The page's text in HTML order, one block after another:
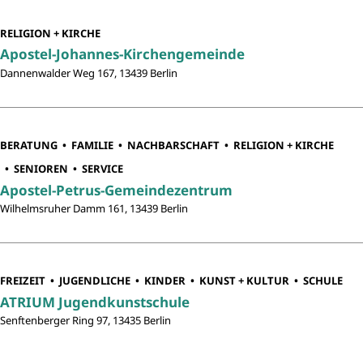
RELIGION + KIRCHE
Apostel-Johannes-Kirchengemeinde
Dannenwalder Weg 167, 13439 Berlin
BERATUNG FAMILIE NACHBARSCHAFT
RELIGION + KIRCHE
SENIOREN
SERVICE
Apostel-Petrus-Gemeindezentrum
Wilhelmsruher Damm 161, 13439 Berlin
FREIZEIT JUGENDLICHE KINDER KUNST + KULTUR SCHULE
ATRIUM Jugendkunstschule
Senftenberger Ring 97, 13435 Berlin